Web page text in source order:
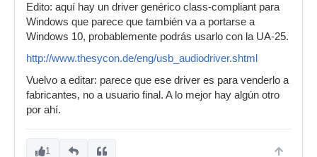
Edito: aquí hay un driver genérico class-compliant para
Windows que parece que también va a portarse a
Windows 10, probablemente podrás usarlo con la UA-25.
http://www.thesycon.de/eng/usb_audiodriver.shtml
Vuelvo a editar: parece que ese driver es para venderlo a
fabricantes, no a usuario final. A lo mejor hay algún otro
por ahí.
1